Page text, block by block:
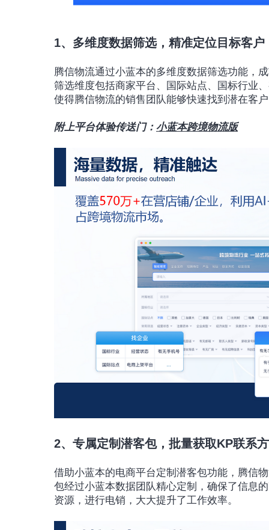
1、多维度数据筛选，精准定位目标客户
腾信物流通过小蓝本的多维度数据筛选功能，
筛选维度包括商家平台、国际站点、国标行业
使得腾信物流的销售团队能够快速找到潜在客
附上平台体验传送门： 小蓝本跨境物流版
2、专属定制潜客包，批量获取KP联系
借助小蓝本的电商平台定制潜客包功能，腾信
包经过小蓝本数据团队精心定制，确保了信息
资源，进行电销，大大提升了工作效率。